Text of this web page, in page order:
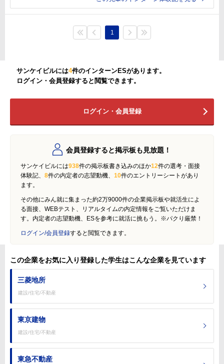
1
サンケイビルには4件のインターンESがあります。
ログイン・会員登録すると閲覧できます。
ログイン・会員登録
会員登録すると掲示板も見放題！
サンケイビルには938件の掲示板書き込みのほか12件の選考・面接
体験記、 8件の内定者の志望動機、 10件のエントリーシートがあり
ます。
その他にみん就に集まった約2万9000件の企業掲示板や就活生によ
る面接、WEBテスト、リアルタイムの内定情報をご覧いただけま
す。内定者の志望動機、ESを参考に就活に挑もう。※パクり厳禁！
ログイン/会員登録すると閲覧できます。
この企業をお気に入り登録した学生はこんな企業を見ています
三菱地所
建設/住宅/不動産
東京建物
建設/住宅/不動産
東急不動産